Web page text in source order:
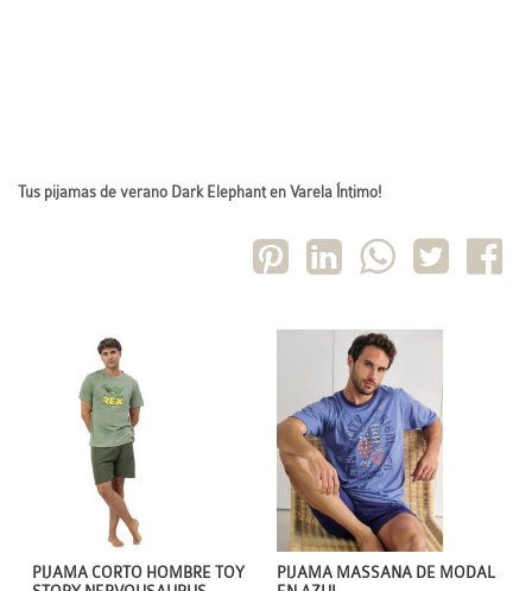
Tus pijamas de verano Dark Elephant en Varela Íntimo!
PIJAMA MASSANA DE MODAL
PIJAMA CORTO HOMBRE TOY